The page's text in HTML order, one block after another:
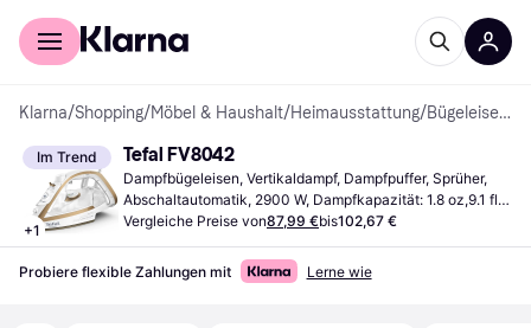
Für Shopper
Klarna/Shopping/Möbel & Haushalt/Heimausstattung/ Bügeleisen & Dampfbügeleisen
Im Trend
+1
Tefal FV8042
Dampfbügeleisen, Vertikaldampf, Dampfpuffer, Sprüher,
Abschaltautomatik, 2900 W, Dampfkapazität: 1.8 oz,9.1 fl
oz 5.3 " 6.3 "
Vergleiche Preise von87,99 €bis102,67 €
Probiere flexible Zahlungen mit Lerne wie